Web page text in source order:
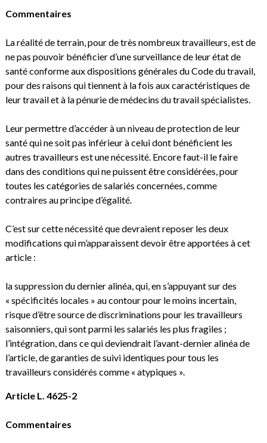
Commentaires
La réalité de terrain, pour de très nombreux travailleurs, est de
ne pas pouvoir bénéficier d’une surveillance de leur état de
santé conforme aux dispositions générales du Code du travail,
pour des raisons qui tiennent à la fois aux caractéristiques de
leur travail et à la pénurie de médecins du travail spécialistes.
Leur permettre d’accéder à un niveau de protection de leur
santé qui ne soit pas inférieur à celui dont bénéficient les
autres travailleurs est une nécessité. Encore faut-il le faire
dans des conditions qui ne puissent être considérées, pour
toutes les catégories de salariés concernées, comme
contraires au principe d’égalité.
C’est sur cette nécessité que devraient reposer les deux
modifications qui m’apparaissent devoir être apportées à cet
article :
la suppression du dernier alinéa, qui, en s’appuyant sur des
« spécificités locales » au contour pour le moins incertain,
risque d’être source de discriminations pour les travailleurs
saisonniers, qui sont parmi les salariés les plus fragiles ;
l’intégration, dans ce qui deviendrait l’avant-dernier alinéa de
l’article, de garanties de suivi identiques pour tous les
travailleurs considérés comme « atypiques ».
Article L. 4625-2
Commentaires